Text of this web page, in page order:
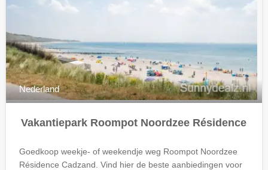
Nederland
Vakantiepark Roompot Noordzee Résidence
Goedkoop weekje- of weekendje weg Roompot Noordzee
Résidence Cadzand. Vind hier de beste aanbiedingen voor